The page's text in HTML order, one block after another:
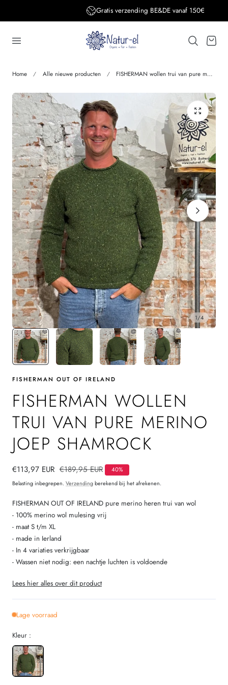
Gratis verzending BE&DE vanaf 150€
Home Alle nieuwe producten FISHERMAN wollen trui van pure merino JOEP SHAMROCK
1/4
FISHERMAN OUT OF IRELAND
FISHERMAN WOLLEN
TRUI VAN PURE MERINO
JOEP SHAMROCK
Verkoopprijs
€113,97 EUR Normale
prijs
€189,95 EUR
40%
Belasting inbegrepen. Verzendingberekend bij het afrekenen.
FISHERMAN OUT OF IRELAND pure merino heren trui van wol
- 100% merino wol mulesing vrij
- maat S t/m XL
- made in Ierland
- In 4 variaties verkrijgbaar
- Wassen niet nodig: een nachtje luchten is voldoende
Lees hier alles over dit product
Lage voorraad
Kleur :